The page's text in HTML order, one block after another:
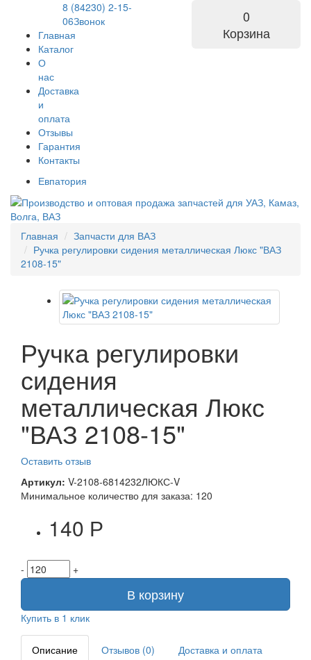
Главная
Каталог
О
нас
Доставка
и
оплата
Отзывы
Гарантия
Контакты
Евпатория
8 (84230) 2-15-
06Звонок
0
Корзина
Главная
Запчасти для ВАЗ
Ручка регулировки сидения металлическая Люкс "ВАЗ
2108-15"
Ручка регулировки
сидения
металлическая Люкс
"ВАЗ 2108-15"
Оставить отзыв
Артикул: V-2108-6814232ЛЮКС-V
Минимальное количество для заказа: 120
140 Р
- +
В корзину
Купить в 1 клик
Описание Отзывов (0) Доставка и оплата